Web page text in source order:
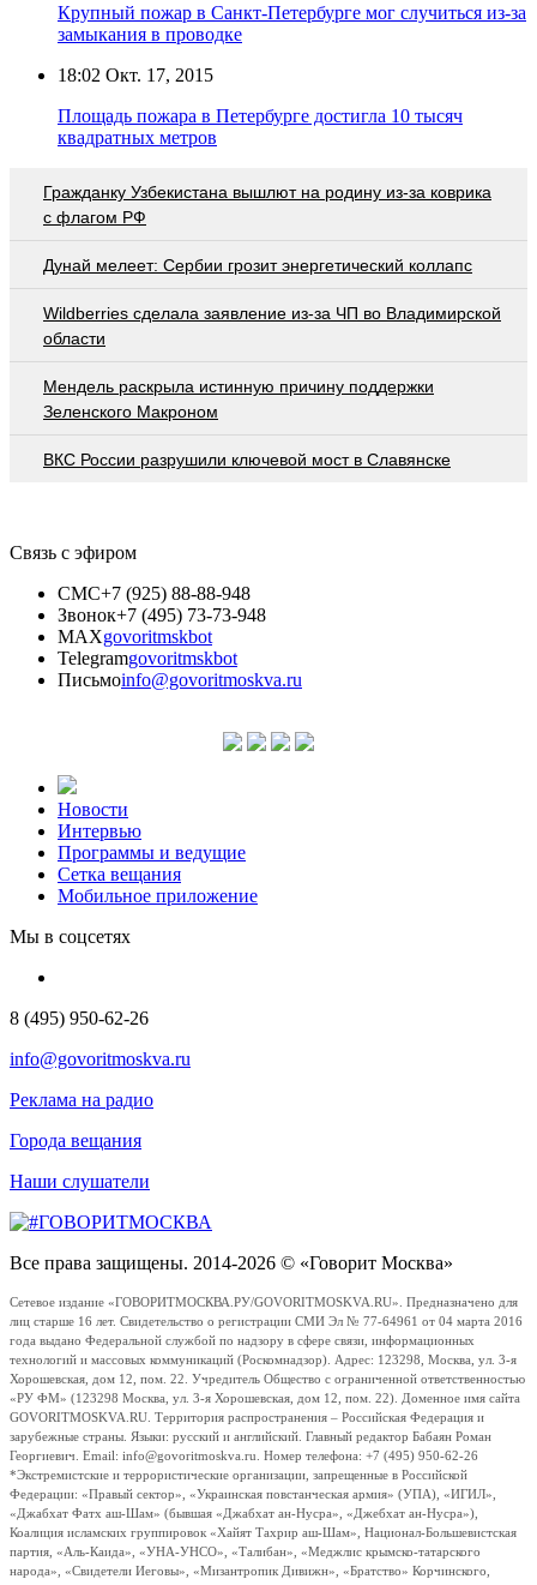
Крупный пожар в Санкт-Петербурге мог случиться из-за
замыкания в проводке
18:02 Окт. 17, 2015
Площадь пожара в Петербурге достигла 10 тысяч
квадратных метров
Гражданку Узбекистана вышлют на родину из-за коврика
с флагом РФ
Дунай мелеет: Сербии грозит энергетический коллапс
Wildberries cделала заявление из-за ЧП во Владимирской
области
Мендель раскрыла истинную причину поддержки
Зеленского Макроном
ВКС России разрушили ключевой мост в Славянске
Связь с эфиром
СМС+7 (925) 88-88-948
Звонок+7 (495) 73-73-948
MAXgovoritmskbot
Telegramgovoritmskbot
Письмоinfo@govoritmoskva.ru
Новости
Интервью
Программы и ведущие
Сетка вещания
Мобильное приложение
Мы в соцсетях
8 (495) 950-62-26
info@govoritmoskva.ru
Реклама на радио
Города вещания
Наши слушатели
Все права защищены. 2014-2026 © «Говорит Москва»
Сетевое издание «ГОВОРИТМОСКВА.РУ/GOVORITMOSKVA.RU». Предназначено для
лиц старше 16 лет. Свидетельство о регистрации СМИ Эл № 77-64961 от 04 марта 2016
года выдано Федеральной службой по надзору в сфере связи, информационных
технологий и массовых коммуникаций (Роскомнадзор). Адрес: 123298, Москва, ул. 3-я
Хорошевская, дом 12, пом. 22. Учредитель Общество с ограниченной ответственностью
«РУ ФМ» (123298 Москва, ул. 3-я Хорошевская, дом 12, пом. 22). Доменное имя сайта
GOVORITMOSKVA.RU. Территория распространения – Российская Федерация и
зарубежные страны. Языки: русский и английский. Главный редактор Бабаян Роман
Георгиевич. Email: info@govoritmoskva.ru. Номер телефона: +7 (495) 950-62-26
*Экстремистские и террористические организации, запрещенные в Российской
Федерации: «Правый сектор», «Украинская повстанческая армия» (УПА), «ИГИЛ»,
«Джабхат Фатх аш-Шам» (бывшая «Джабхат ан-Нусра», «Джебхат ан-Нусра»),
Коалиция исламских группировок «Хайят Тахрир аш-Шам», Национал-Большевистская
партия, «Аль-Каида», «УНА-УНСО», «Талибан», «Меджлис крымско-татарского
народа», «Свидетели Иеговы», «Мизантропик Дивижн», «Братство» Корчинского,